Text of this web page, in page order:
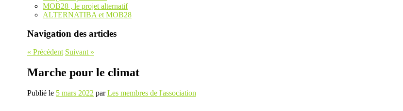
MOB28 , le projet alternatif
ALTERNATIBA et MOB28
Navigation des articles
« Précédent Suivant »
Marche pour le climat
Publié le 5 mars 2022 parLes membres de l'association